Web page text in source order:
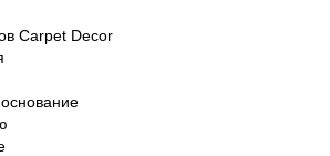
Carpet Decor